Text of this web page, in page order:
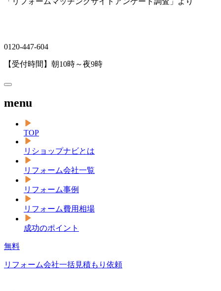
0120-447-604
【受付時間】朝10時～夜9時
menu
TOP
リショップナビとは
リフォーム会社一覧
リフォーム事例
リフォーム費用相場
成功のポイント
無料
リフォーム会社一括見積もり依頼